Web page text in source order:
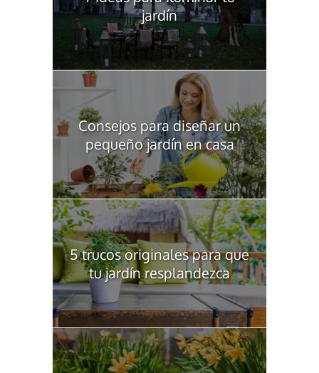
jardín
Consejos para diseñar un
pequeño jardín en casa
5 trucos originales para que
tu jardín resplandezca